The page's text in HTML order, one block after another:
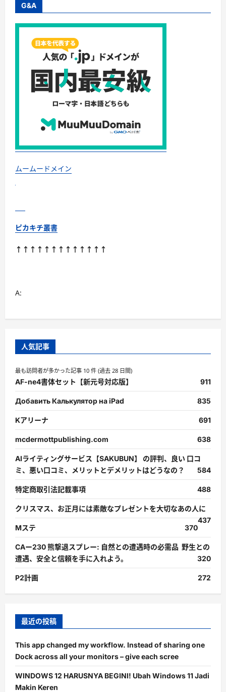
G&A
ムームードメイン
ピカキチ叢書
↑↑↑↑↑↑↑↑↑↑↑↑↑
A:
人気記事
最も訪問者が多かった記事 10 件 (過去 28 日間)
AF-ne4書体セット【新元号対応版】 911
Добавить Калькулятор на iPad 835
Kアリーナ 691
mcdermottpublishing.com 638
AIライティングサービス【SAKUBUN】 の評判、良い 口コ
ミ、悪い口コミ、メリットとデメリットはどうなの？
584
特定商取引法記載事項 488
クリスマス、お正月には素敵なプレゼントを大切なあの人に
437
Mステ
370
CAー230 熊撃退スプレー: 自然との遭遇時の必需品 野生との
遭遇、安全と信頼を手に入れよう。
320
P2計画 272
最近の投稿
This app changed my workflow. Instead of sharing one
Dock across all your monitors – give each scree
WINDOWS 12 HARUSNYA BEGINI! Ubah Windows 11 Jadi
Makin Keren